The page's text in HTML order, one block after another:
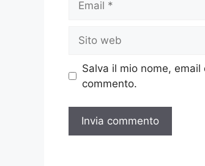
web
Salva il mio nome,
commento.